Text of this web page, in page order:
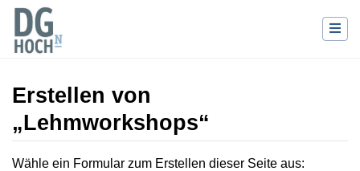
Erstellen von
„Lehmworkshops“
Wechseln zu:Navigation,Suche
Wähle ein Formular zum Erstellen dieser Seite aus: